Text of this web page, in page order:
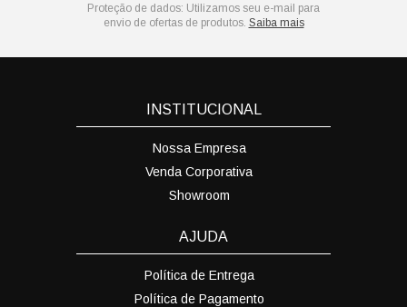
Proteção de dados: Utilizamos seu e-mail para
envio de ofertas de produtos. Saiba mais
INSTITUCIONAL
Nossa Empresa
Venda Corporativa
Showroom
AJUDA
Política de Entrega
Política de Pagamento